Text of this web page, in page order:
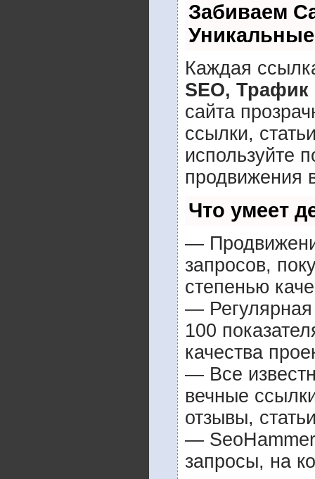
Забиваем
Каждая
SEO, Трафик
сайта
ссылки,
используйте
продвижения
Что умеет
—
запросов,
степенью
— Регулярная
100
качества
— Все
вечные
отзывы,
— SeoHammer
запросы, на